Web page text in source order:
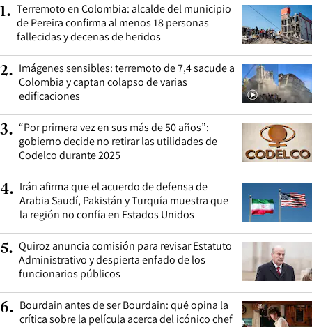
1. Terremoto en Colombia: alcalde del municipio
de Pereira confirma al menos 18 personas
fallecidas y decenas de heridos
2. Imágenes sensibles: terremoto de 7,4 sacude a
Colombia y captan colapso de varias
edificaciones
3. “Por primera vez en sus más de 50 años”:
gobierno decide no retirar las utilidades de
Codelco durante 2025
4. Irán afirma que el acuerdo de defensa de
Arabia Saudí, Pakistán y Turquía muestra que
la región no confía en Estados Unidos
5. Quiroz anuncia comisión para revisar Estatuto
Administrativo y despierta enfado de los
funcionarios públicos
6. Bourdain antes de ser Bourdain: qué opina la
crítica sobre la película acerca del icónico chef